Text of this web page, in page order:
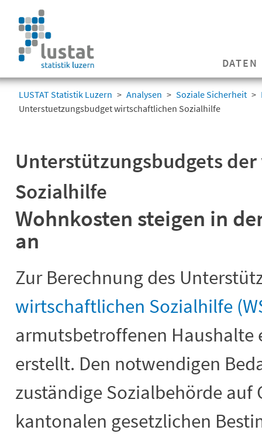
DATEN
LUSTAT Statistik Luzern Analysen Soziale Sicherheit
Unterstuetzungsbudget wirtschaftlichen Sozialhilfe
Unterstützungsbudgets
Sozialhilfe
Wohnkosten steigen in
an
Zur Berechnung des
wirtschaftlichen Sozialhilfe
armutsbetroffenen Haushalte
erstellt. Den notwendigen
zuständige Sozialbehörde auf
kantonalen gesetzlichen